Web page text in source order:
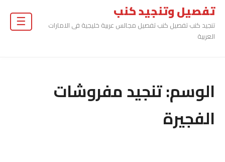
تفصيل وتنجيد كنب
تنجيد كنب تفصيل كنب تفصيل مجالس عربية خليجية فى الامارات
العربية
الوسم:تنجيد مفروشات
الفجيرة